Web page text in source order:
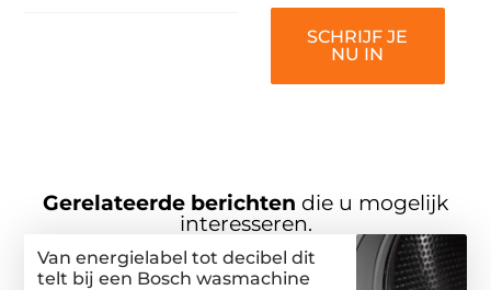
SCHRIJF JE
NU IN
Gerelateerde berichten die u mogelijk
interesseren.
Van energielabel tot decibel dit
telt bij een Bosch wasmachine